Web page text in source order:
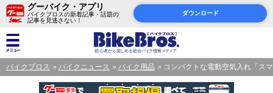
グーバイク・アプリ
バイクブロスの新着記事・話題の
記事を見逃さない！
ダウンロード
バイクブロス バイクニュース バイク用品 コンパクトな電動空気入れ「ス